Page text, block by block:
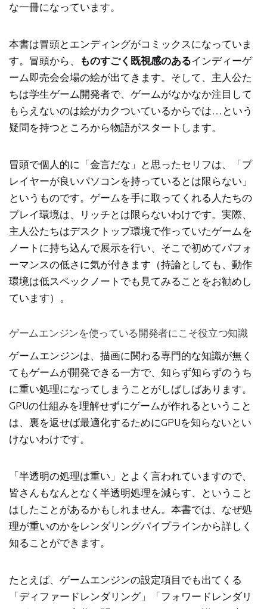
な一冊になっています。
本書は冒頭とエンディングがコミックスになっていま
す。冒頭から、
ものすごく既視感のあるインディーゲ
ーム即売会会場の絵が出てきます。そして、主人公た
ちは学生ゲーム開発者で、ゲームがなかなか注目して
もらえないのは絵がカクついているからでは…という
疑問を持つところから物語がスタートします。
冒頭で個人的に「金言だな」と思ったセリフは、「プ
レイヤーが良いパソコンを持っているとは限らない」
というものです。ゲームを手に取ってくれる人たちの
プレイ環境は、リッチとは限らないわけです。実際、
主人公たちはデスクトップ環境で作っていたゲームを
ノートに持ち込んで展示を行い、そこで初めてパフォ
ーマンスの低さに気が付きます（持論としても、動作
環境は低スペックノートでも見てみることをお勧めし
ています）。
ゲームエンジンを使っている開発者にこそ役立つ知識
ゲームエンジンは、描画に関わる専門的な知識が無く
てもゲームが開発できる一方で、知らず知らずのうち
に重い処理になってしまうことがしばしばあります。
GPUの仕組みを理解せずにゲームが作れるということ
は、裏を返せば最適化するためにGPUを知らないとい
けないわけです。
「半透明の処理は重い」とよく言われていますので、
皆さんもなんとなく半透明処理を減らす、ということ
はしたことがあるかもしれません。本書では、なぜ処
理が重いのかをレンダリングパイプラインから詳しく
知ることができます。
たとえば、ゲームエンジンの設定項目でも出てくる
「ディファードレンダリング」「フォワードレンダリ